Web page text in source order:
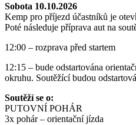
Sobota 10.10.2026
Kemp pro příjezd účastníků je
Poté následuje příprava aut na
12:00 – rozprava před startem
12:15 – bude odstartována
okruhu. Soutěžící budou
Soutěží se o:
PUTOVNÍ POHÁR
3x pohár – orientační jízda